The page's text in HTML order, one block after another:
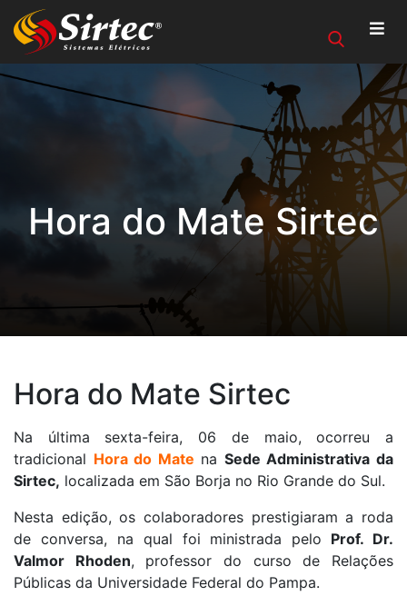
Hora do Mate Sirtec
Hora do Mate Sirtec
Na última sexta-feira, 06 de maio, ocorreu a
tradicional Hora do Mate na Sede Administrativa da
Sirtec, localizada em São Borja no Rio Grande do Sul.
Nesta edição, os colaboradores prestigiaram a roda
de conversa, na qual foi ministrada pelo Prof. Dr.
Valmor Rhoden, professor do curso de Relações
Públicas da Universidade Federal do Pampa.